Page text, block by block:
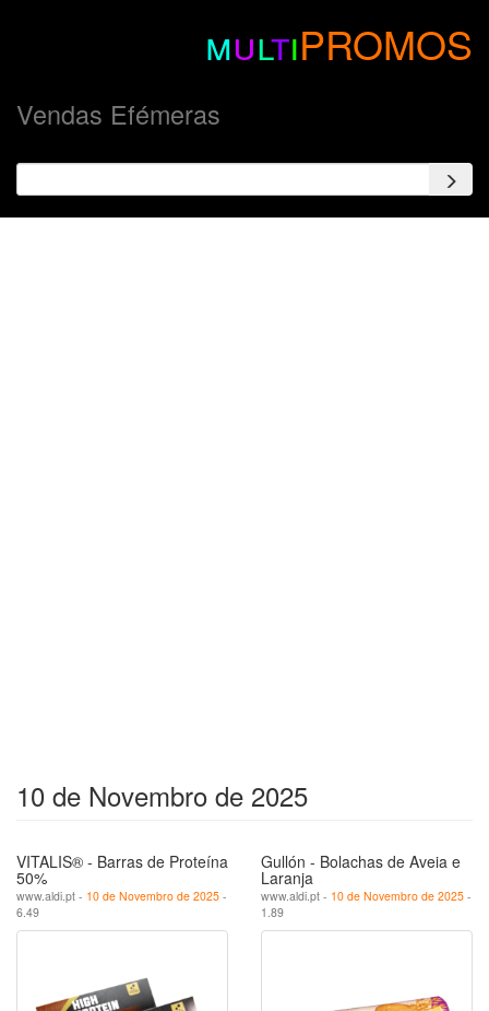
multiPROMOS
Vendas Efémeras
10 de Novembro de 2025
VITALIS® - Barras de Proteína
50%
www.aldi.pt - 10 de Novembro de 2025 -
6.49
Gullón - Bolachas de Aveia e
Laranja
www.aldi.pt - 10 de Novembro de 2025 -
1.89